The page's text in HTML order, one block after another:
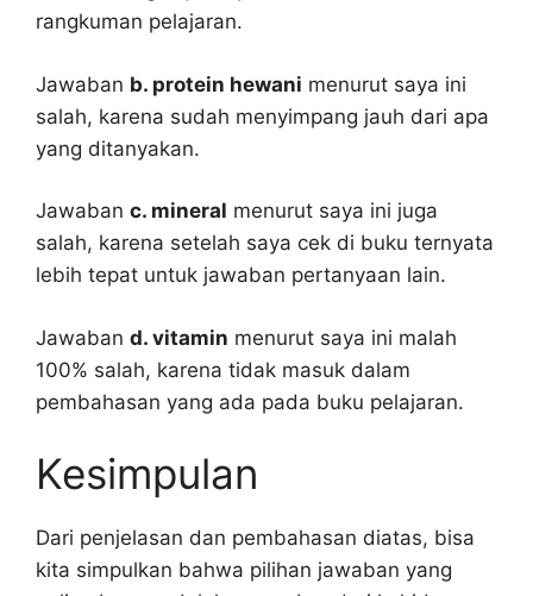
rangkuman pelajaran.
Jawaban b. protein hewani menurut saya ini
salah, karena sudah menyimpang jauh dari apa
yang ditanyakan.
Jawaban c. mineral menurut saya ini juga
salah, karena setelah saya cek di buku ternyata
lebih tepat untuk jawaban pertanyaan lain.
Jawaban d. vitamin menurut saya ini malah
100% salah, karena tidak masuk dalam
pembahasan yang ada pada buku pelajaran.
Kesimpulan
Dari penjelasan dan pembahasan diatas, bisa
kita simpulkan bahwa pilihan jawaban yang